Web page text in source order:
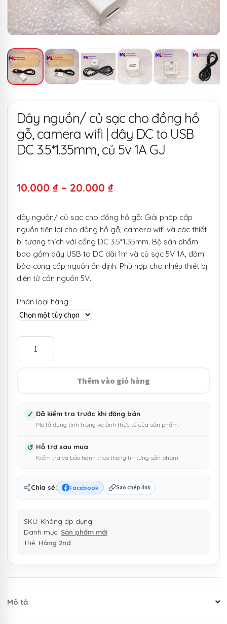
Dây nguồn/ củ sạc cho đồng hồ
gỗ, camera wifi | dây DC to USB
DC 3.5*1.35mm, củ 5v 1A GJ
10.000 ₫ – 20.000 ₫
từ
10.000 ₫
đến
20.000 ₫
dây nguồn/ củ sạc cho đồng hồ gỗ: Giải pháp cấp
nguồn tiện lợi cho đồng hồ gỗ, camera wifi và các thiết
bị tương thích với cổng DC 3.5*1.35mm. Bộ sản phẩm
bao gồm dây USB to DC dài 1m và củ sạc 5V 1A, đảm
bảo cung cấp nguồn ổn định. Phù hợp cho nhiều thiết bị
điện tử cần nguồn 5V.
Phân loại hàng
Dây
nguồn/
đồng
wifi
|
dây
DC
to
DC
3.5*1.35mm,
số
Thêm vào giỏ hàng
✓ Đã kiểm tra trước khi đăng bán
Mô tả đúng tình trạng và ảnh thực tế của sản phẩm.
↺ Hỗ trợ sau mua
Kiểm tra và bảo hành theo thông tin từng sản phẩm.
Chia sẻ: Facebook Sao chép link
SKU: Không áp dụng
Danh mục: Sản phẩm mới
Thẻ: Hàng 2nd
Mô tả